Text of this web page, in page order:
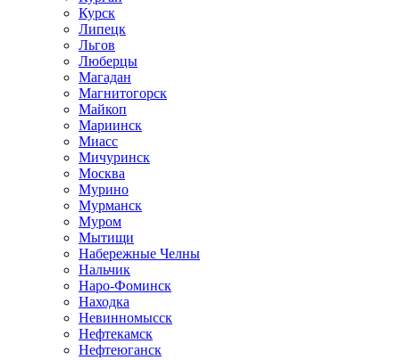
Курск
Липецк
Льгов
Люберцы
Магадан
Магнитогорск
Майкоп
Мариинск
Миасс
Мичуринск
Москва
Мурино
Мурманск
Муром
Мытищи
Набережные Челны
Нальчик
Наро-Фоминск
Находка
Невинномысск
Нефтекамск
Нефтеюганск